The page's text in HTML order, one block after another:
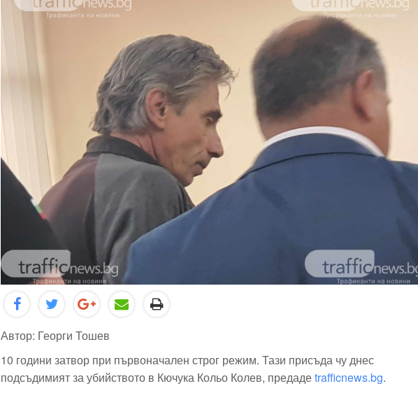
Автор: Георги Тошев
10 години затвор при първоначален строг режим. Тази присъда чу днес
подсъдимият за убийството в Кючука Кольо Колев, предадеtrafficnews.bg.